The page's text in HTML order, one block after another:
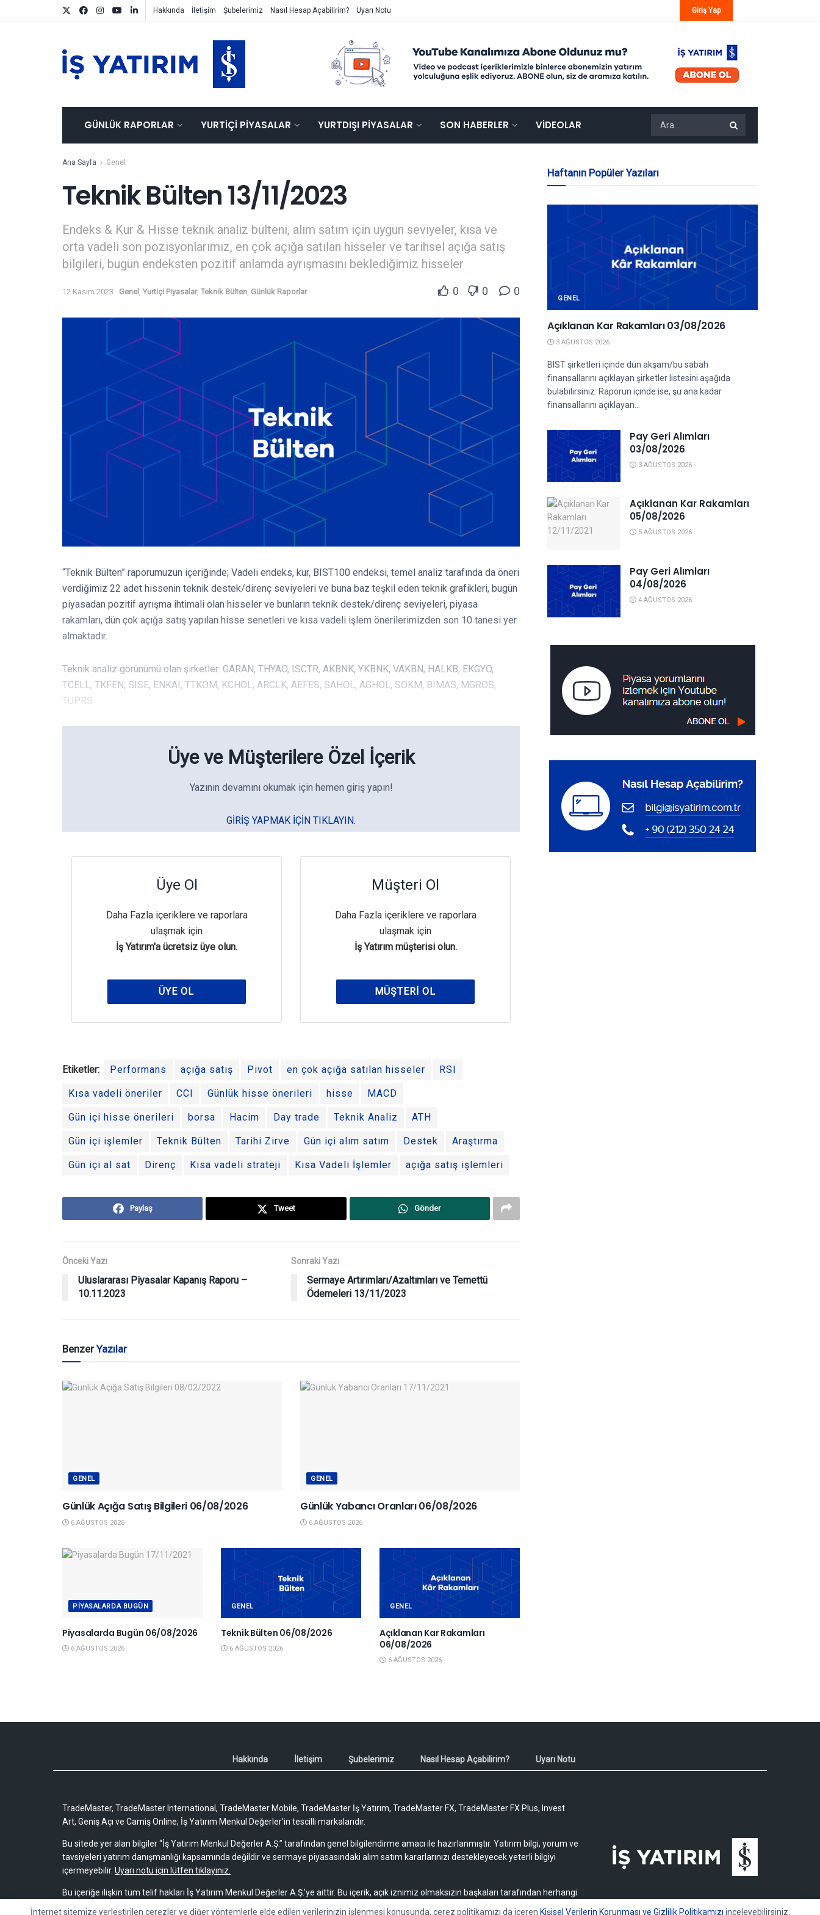
Hakkında İletişim Şubelerimiz Nasıl Hesap Açabilirim? Uyarı Notu Giriş Yap
GÜNLÜK RAPORLAR YURTIÇI PIYASALAR YURTDIŞI PIYASALAR SON HABERLER VIDEOLAR
Ana Sayfa Genel
Teknik Bülten 13/11/2023
Endeks & Kur & Hisse teknik analiz bülteni, alım satım için uygun seviyeler, kısa ve
orta vadeli son pozisyonlarımız, en çok açığa satılan hisseler ve tarihsel açığa satış
bilgileri, bugün endeksten pozitif anlamda ayrışmasını beklediğimiz hisseler
12 Kasım 2023 Genel Yurtiçi Piyasalar, Teknik Bülten Günlük Raporlar 0 0 0
“Teknik Bülten” raporumuzun içeriğinde; Vadeli endeks, kur, BIST100 endeksi, temel analiz tarafında da öneri
verdiğimiz 22 adet hissenin teknik destek/direnç seviyeleri ve buna baz teşkil eden teknik grafikleri, bugün
piyasadan pozitif ayrışma ihtimali olan hisseler ve bunların teknik destek/direnç seviyeleri, piyasa
rakamları, dün çok açığa satış yapılan hisse senetleri ve kısa vadeli işlem önerilerimizden son 10 tanesi yer
almaktadır.
Teknik analiz görünümü olan şirketler: GARAN, THYAO, ISCTR, AKBNK, YKBNK, VAKBN, HALKB, EKGYO,
TCELL, TKFEN, SISE, ENKAI, TTKOM, KCHOL, ARCLK, AEFES, SAHOL, AGHOL, SOKM, BIMAS, MGROS,
TUPRS.
Üye ve Müşterilere Özel İçerik
Yazının devamını okumak için hemen giriş yapın!
GIRIŞ YAPMAK IÇIN TIKLAYIN.
Üye Ol
Daha Fazla içeriklere ve raporlara
ulaşmak için
İş Yatırım'a ücretsiz üye olun.
ÜYE OL
Müşteri Ol
Daha Fazla içeriklere ve raporlara
ulaşmak için
İş Yatırım müşterisi olun.
MÜŞTERI OL
Etiketler: Performans açığa satış Pivot en çok açığa satılan hisseler RSI
Kısa vadeli öneriler CCI Günlük hisse önerileri hisse MACD
Gün içi hisse önerileri borsa Hacim Day trade Teknik Analiz ATH
Gün içi işlemler Teknik Bülten Tarihi Zirve Gün içi alım satım Destek Araştırma
Gün içi al sat Direnç Kısa vadeli strateji Kısa Vadeli İşlemler açığa satış işlemleri
Paylaş Tweet Gönder
Önceki Yazı
Uluslararası Piyasalar Kapanış Raporu –
10.11.2023
Sonraki Yazı
Sermaye Artırımları/Azaltımları ve Temettü
Ödemeleri 13/11/2023
BenzerYazılar
GENEL
Günlük Açığa Satış Bilgileri 06/08/2026
6 AĞUSTOS 2026
GENEL
Günlük Yabancı Oranları 06/08/2026
6 AĞUSTOS 2026
PIYASALARDA BUGÜN
Piyasalarda Bugün 06/08/2026
6 AĞUSTOS 2026
GENEL
Teknik Bülten 06/08/2026
6 AĞUSTOS 2026
GENEL
Açıklanan Kar Rakamları
06/08/2026
6 AĞUSTOS 2026
Haftanın Popüler Yazıları
GENEL
Açıklanan Kar Rakamları 03/08/2026
3 AĞUSTOS 2026
BIST şirketleri içinde dün akşam/bu sabah
finansallarını açıklayan şirketler listesini aşağıda
bulabilirsiniz. Raporun içinde ise, şu ana kadar
finansallarını açıklayan...
Pay Geri Alımları
03/08/2026
3 AĞUSTOS 2026
Açıklanan Kar Rakamları
05/08/2026
5 AĞUSTOS 2026
Pay Geri Alımları
04/08/2026
4 AĞUSTOS 2026
Hakkında İletişim Şubelerimiz Nasıl Hesap Açabilirim? Uyarı Notu
TradeMaster, TradeMaster International, TradeMaster Mobile, TradeMaster İş Yatırım, TradeMaster FX, TradeMaster FX Plus, Invest
Art, Geniş Açı ve Camiş Online, İş Yatırım Menkul Değerler'in tescilli markalarıdır.
Bu sitede yer alan bilgiler “İş Yatırım Menkul Değerler A.Ş.” tarafından genel bilgilendirme amacı ile hazırlanmıştır. Yatırım bilgi, yorum ve
tavsiyeleri yatırım danışmanlığı kapsamında değildir ve sermaye piyasasındaki alım satım kararlarınızı destekleyecek yeterli bilgiyi
içermeyebilir. Uyarı notu için lütfen tıklayınız.
Bu içeriğe ilişkin tüm telif hakları İş Yatırım Menkul Değerler A.Ş.’ye aittir. Bu içerik, açık iznimiz olmaksızın başkaları tarafından herhangi
bir amaçla, kısmen veya tamamen çoğaltılamaz, dağıtılamaz, yayımlanamaz veya değiştirilemez.
İnternet sitemize yerleştirilen çerezler ve diğer yöntemlerle elde edilen verilerinizin işlenmesi konusunda, çerez politikamızı da içeren Kişisel Verilerin Korunması ve Gizlilik Politikamızı inceleyebilirsiniz.